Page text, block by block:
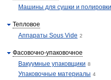
Машины для сушки и
Тепловое
Аппараты Sous Vide 2
Фасовочно-упаковочное
Вакуумные упаковщики 8
Упаковочные материалы 4